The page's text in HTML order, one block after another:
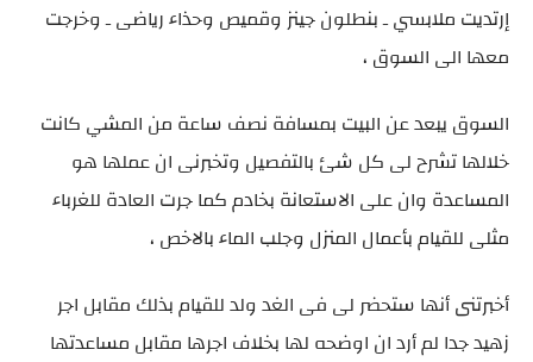
إرتديت ملابسي ـ بنطلون جينز وقميص وحذاء رياضى ـ وخرجت
معها الى السوق ،
السوق يبعد عن البيت بمسافة نصف ساعة من المشي كانت
خلالها تشرح لى كل شئ بالتفصيل وتخبرنى ان عملها هو
المساعدة وان على الاستعانة بخادم كما جرت العادة للغرباء
مثلى للقيام بأعمال المنزل وجلب الماء بالاخص ،
أخبرتنى أنها ستحضر لى فى الغد ولد للقيام بذلك مقابل اجر
زهيد جدا لم أرد ان اوضحه لها بخلاف اجرها مقابل مساعدتها